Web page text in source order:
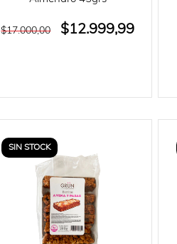
$17.000,00 $12.999,99
SIN STOCK